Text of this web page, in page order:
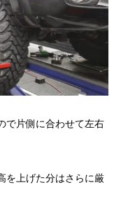
で片側に合わせて左右
を上げた分はさらに厳